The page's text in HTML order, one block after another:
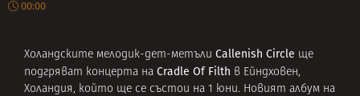
00:00
Холандските мелодик-дет-метъли Callenish Circle ще
подгряват концерта на Cradle Of Filth в Ейндховен,
Холандия, който ще се състои на 1 юни. Новият албум на